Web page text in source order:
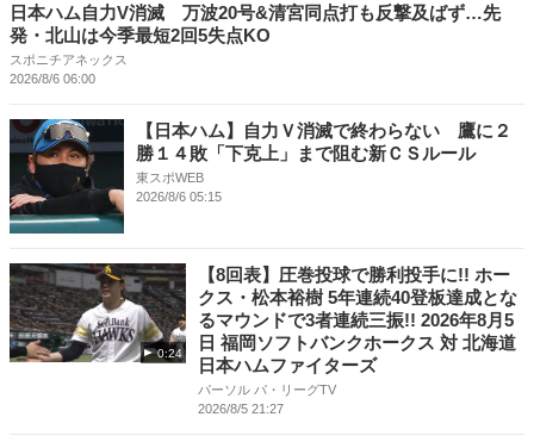
日本ハム自力V消滅 万波20号&清宮同点打も反撃及ばず…先
発・北山は今季最短2回5失点KO
スポニチアネックス
2026/8/6 06:00
【日本ハム】自力Ｖ消滅で終わらない 鷹に２
勝１４敗「下克上」まで阻む新ＣＳルール
東スポWEB
2026/8/6 05:15
0:24
【8回表】圧巻投球で勝利投手に!! ホー
クス・松本裕樹 5年連続40登板達成とな
るマウンドで3者連続三振!! 2026年8月5
日 福岡ソフトバンクホークス 対 北海道
日本ハムファイターズ
パーソル パ・リーグTV
2026/8/5 21:27